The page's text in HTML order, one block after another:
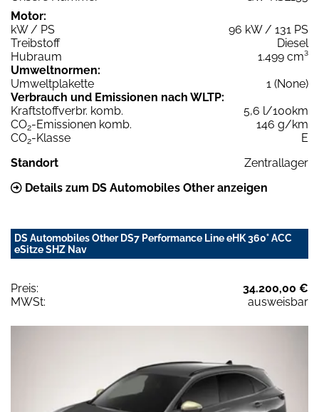
Motor:
kW / PS
96 kW / 131 PS
Treibstoff
Diesel
Hubraum
1.499 cm³
Umweltnormen:
Umweltplakette
1 (None)
Verbrauch und Emissionen nach WLTP:
Kraftstoffverbr. komb.
5,6 l/100km
CO2-Emissionen komb.
146 g/km
CO2-Klasse
E
Standort
Zentrallager
Details zum DS Automobiles Other anzeigen
DS Automobiles Other DS7 Performance Line eHK 360° ACC
eSitze SHZ Nav
Preis:
34.200,00 €
MWSt:
ausweisbar